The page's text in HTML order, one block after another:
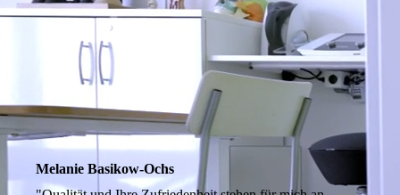
Melanie Basikow-Ochs